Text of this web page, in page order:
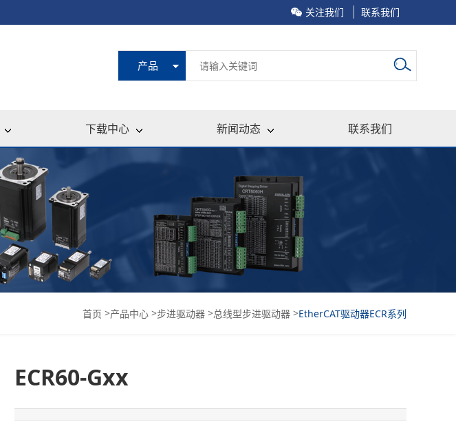
关注我们 联系我们
产品
下载中心 新闻动态 联系我们
首页 >产品中心 >步进驱动器 >总线型步进驱动器 >EtherCAT驱动器ECR系列
ECR60-Gxx